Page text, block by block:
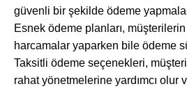
güvenli bir şekilde ödeme
Esnek ödeme planları,
harcamalar yaparken bile ödeme
Taksitli ödeme seçenekleri,
rahat yönetmelerine yardımcı olur